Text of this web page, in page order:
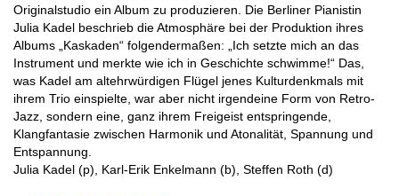
Originalstudio ein Album zu produzieren. Die Berliner Pianistin
Julia Kadel beschrieb die Atmosphäre bei der Produktion ihres
Albums „Kaskaden“ folgendermaßen: „Ich setzte mich an das
Instrument und merkte wie ich in Geschichte schwimme!“ Das,
was Kadel am altehrwürdigen Flügel jenes Kulturdenkmals mit
ihrem Trio einspielte, war aber nicht irgendeine Form von Retro-
Jazz, sondern eine, ganz ihrem Freigeist entspringende,
Klangfantasie zwischen Harmonik und Atonalität, Spannung und
Entspannung.
Julia Kadel (p), Karl-Erik Enkelmann (b), Steffen Roth (d)